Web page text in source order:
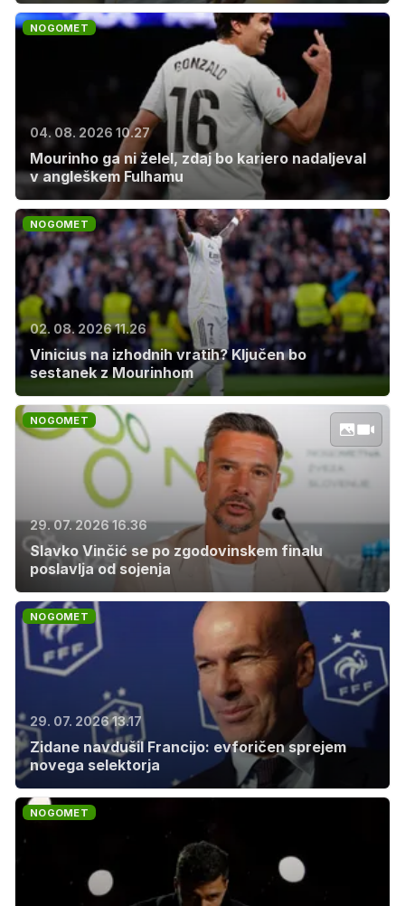
NOGOMET
04. 08. 2026 10.27
Mourinho ga ni želel, zdaj bo kariero nadaljeval
v angleškem Fulhamu
NOGOMET
02. 08. 2026 11.26
Vinicius na izhodnih vratih? Ključen bo
sestanek z Mourinhom
NOGOMET
29. 07. 2026 16.36
Slavko Vinčić se po zgodovinskem finalu
poslavlja od sojenja
NOGOMET
29. 07. 2026 13.17
Zidane navdušil Francijo: evforičen sprejem
novega selektorja
NOGOMET